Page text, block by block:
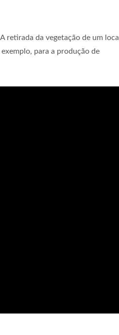
retirada da vegetação de um local
para a produção de